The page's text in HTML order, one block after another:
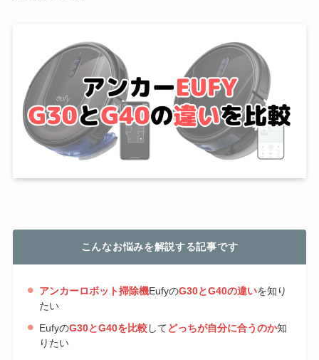
こんなお悩みを解説する記事です
アンカーロボット掃除機EufyのG30とG40の違いを知り
たい
EufyのG30とG40を比較してどっちが自分に合うのか知
りたい